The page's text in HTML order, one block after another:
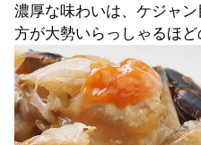
濃厚な味わいは、ケジャ
方が大勢いらっしゃるほど